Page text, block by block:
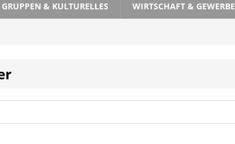
& KULTURELLES WIRTSCHAFT & GEWERBE